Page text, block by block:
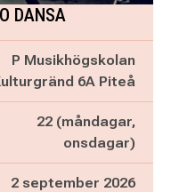
DANSA
P Musikhögskolan
6A Piteå
22 (måndagar,
onsdagar)
2 september 2026